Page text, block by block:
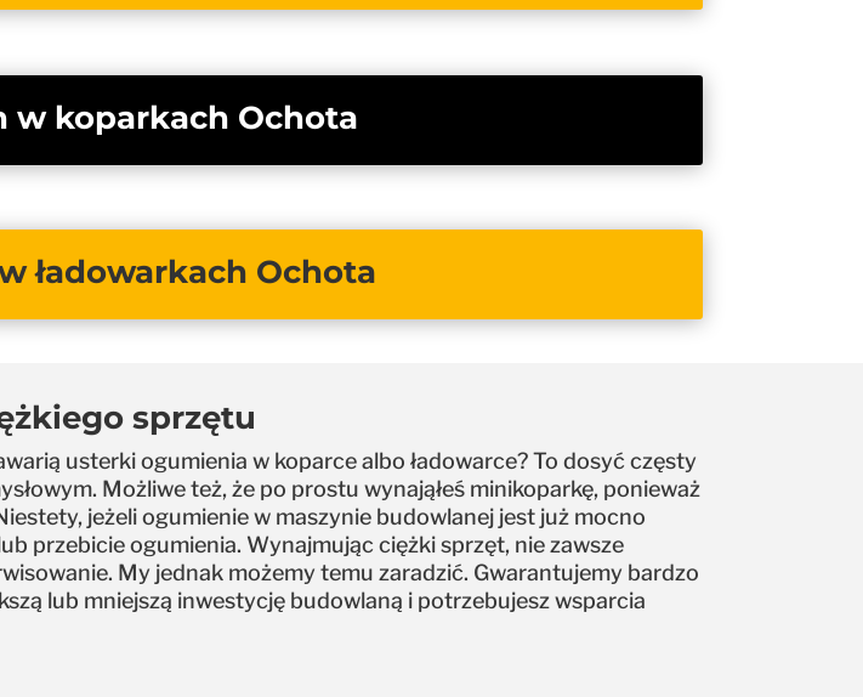
w koparkach Ochota
ładowarkach Ochota
sprzętu
usterki ogumienia w koparce albo ładowarce? To dosyć częsty
Możliwe też, że po prostu wynająłeś minikoparkę, ponieważ
jeżeli ogumienie w maszynie budowlanej jest już mocno
przebicie ogumienia. Wynajmując ciężki sprzęt, nie zawsze
My jednak możemy temu zaradzić. Gwarantujemy bardzo
lub mniejszą inwestycję budowlaną i potrzebujesz wsparcia